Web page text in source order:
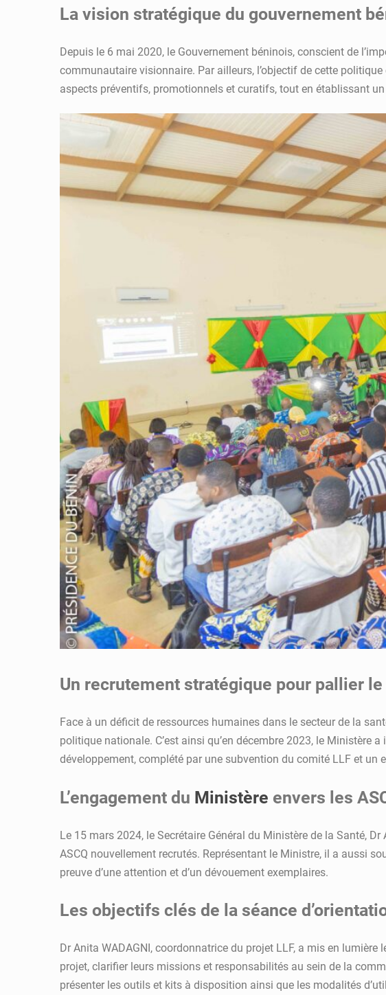
La vision stratégique du gouvernement
Depuis le 6 mai 2020, le Gouvernement béninois, conscient de
communautaire visionnaire. Par ailleurs, l’objectif de cette
aspects préventifs, promotionnels et curatifs, tout en établissant
Un recrutement stratégique pour pallier
Face à un déficit de ressources humaines dans le secteur de la
politique nationale. C’est ainsi qu’en décembre 2023, le Ministère
développement, complété par une subvention du comité LLF et un
L’engagement du Ministère envers les
Le 15 mars 2024, le Secrétaire Général du Ministère de la Santé,
ASCQ nouvellement recrutés. Représentant le Ministre, il a aussi
preuve d’une attention et d’un dévouement exemplaires.
Les objectifs clés de la séance
Dr Anita WADAGNI, coordonnatrice du projet LLF, a mis en
projet, clarifier leurs missions et responsabilités au sein de la
présenter les outils et kits à disposition ainsi que les modalités